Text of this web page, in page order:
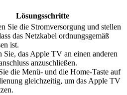
Lösungsschritte
Sie die Stromversorgung und stellen
das Netzkabel ordnungsgemäß
ist.
Sie, das Apple TV an einen anderen
anzuschließen.
die Menü- und die Home-Taste auf
gleichzeitig, um das Apple TV